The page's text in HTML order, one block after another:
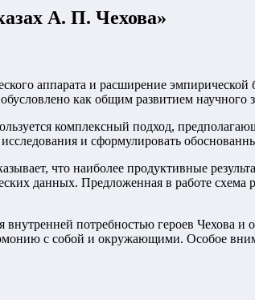
А. П. Чехова»
аппарата и расширение
как общим развитием
комплексный подход,
и сформулировать
что наиболее продуктивные
данных. Предложенная в работе схема
внутренней потребностью героев
с собой и окружающими. Особое